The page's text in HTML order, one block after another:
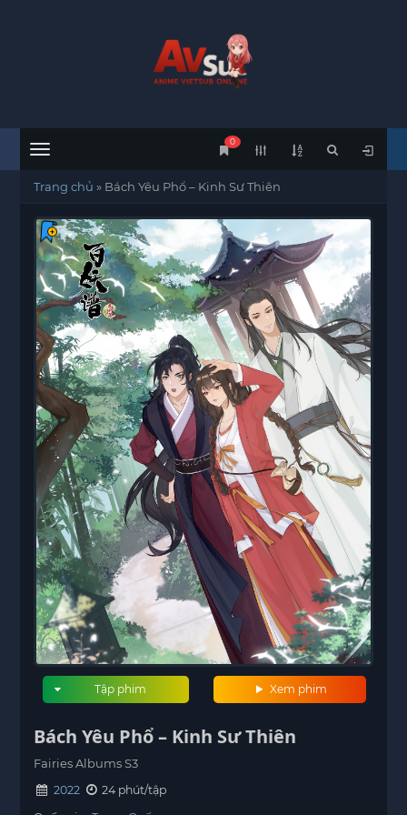
Menu
0
Trang chủ » Bách Yêu Phổ – Kinh Sư Thiên
Xem phim
Tập phim
Bách Yêu Phổ – Kinh Sư Thiên
Fairies Albums S3
2022
24 phút/tập